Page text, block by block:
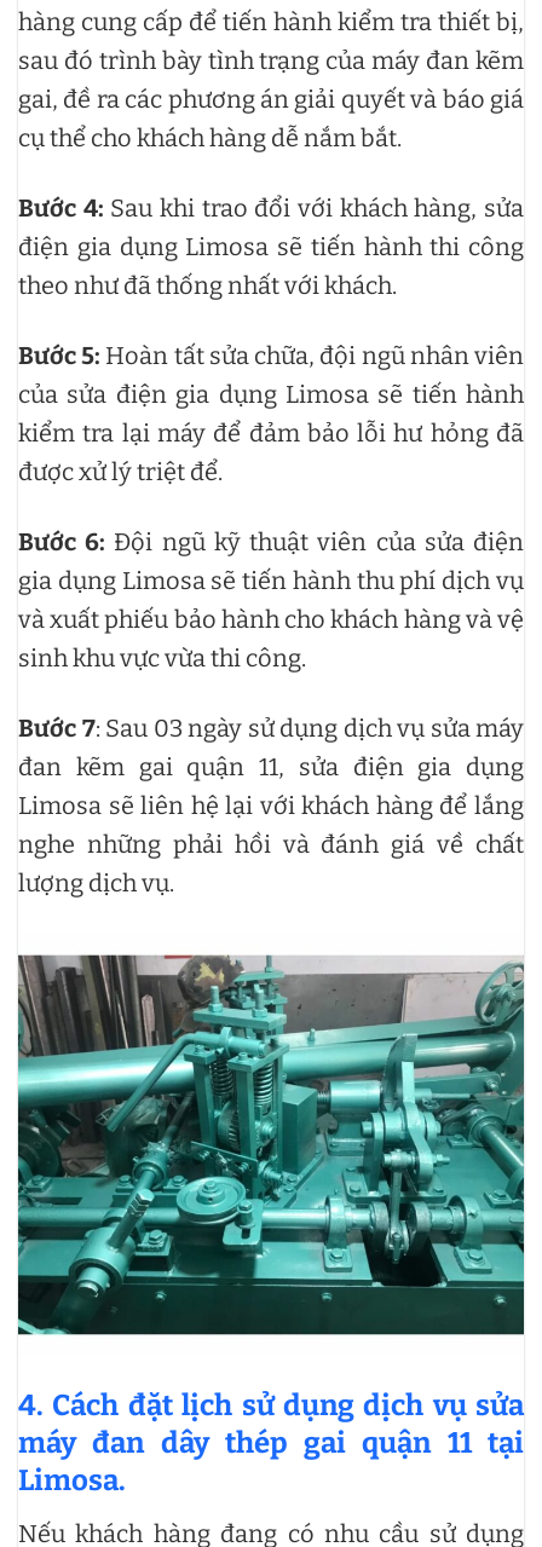
hàng cung cấp để tiến hành kiểm tra thiết bị,
sau đó trình bày tình trạng của máy đan kẽm
gai, đề ra các phương án giải quyết và báo giá
cụ thể cho khách hàng dễ nắm bắt.
Bước 4: Sau khi trao đổi với khách hàng, sửa
điện gia dụng Limosa sẽ tiến hành thi công
theo như đã thống nhất với khách.
Bước 5: Hoàn tất sửa chữa, đội ngũ nhân viên
của sửa điện gia dụng Limosa sẽ tiến hành
kiểm tra lại máy để đảm bảo lỗi hư hỏng đã
được xử lý triệt để.
Bước 6: Đội ngũ kỹ thuật viên của sửa điện
gia dụng Limosa sẽ tiến hành thu phí dịch vụ
và xuất phiếu bảo hành cho khách hàng và vệ
sinh khu vực vừa thi công.
Bước 7: Sau 03 ngày sử dụng dịch vụ sửa máy
đan kẽm gai quận 11, sửa điện gia dụng
Limosa sẽ liên hệ lại với khách hàng để lắng
nghe những phải hồi và đánh giá về chất
lượng dịch vụ.
4. Cách đặt lịch sử dụng dịch vụ sửa
máy đan dây thép gai quận 11 tại
Limosa.
Nếu khách hàng đang có nhu cầu sử dụng